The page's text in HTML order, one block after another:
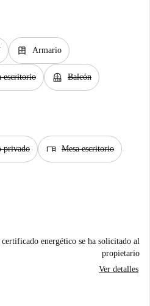
dresser Armario
escritorio balcony Balcón
privado desk Mesa escritorio
energético se ha solicitado al
propietario
Ver detalles